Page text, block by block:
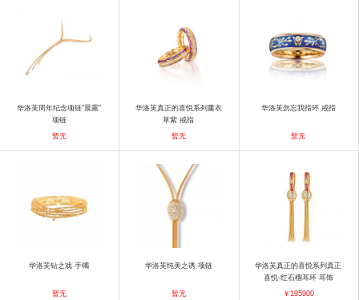
华洛芙周年纪念项链“晨露”
项链
暂无
华洛芙真正的喜悦系列薰衣
草紫 戒指
暂无
华洛芙勿忘我指环 戒指
暂无
华洛芙钻之戏 手镯
暂无
华洛芙纯美之诱 项链
暂无
华洛芙真正的喜悦系列真正
喜悦-红石榴耳环 耳饰
￥195900